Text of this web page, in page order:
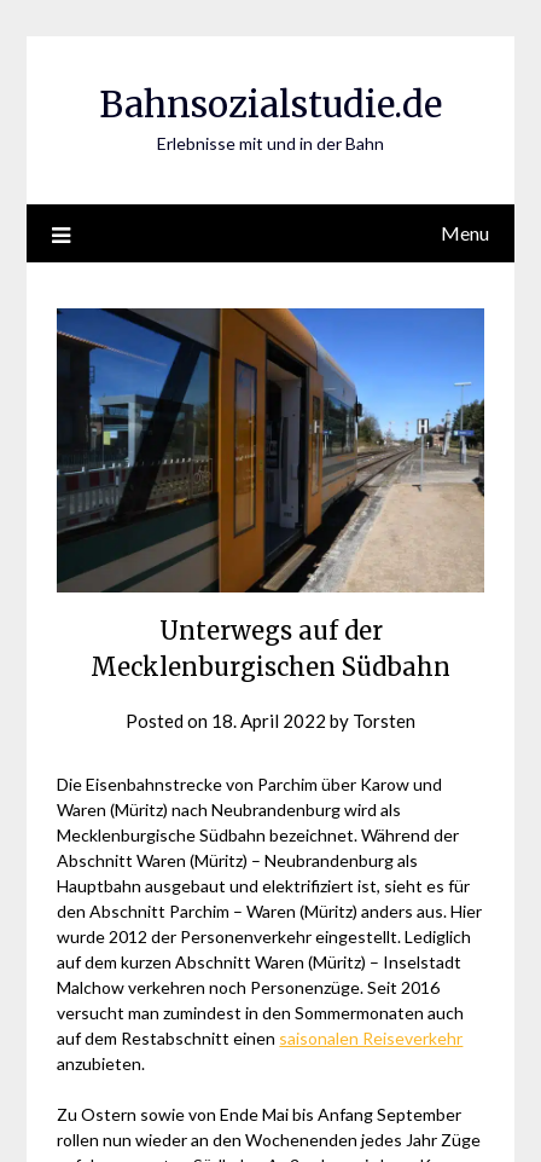
Bahnsozialstudie.de
Erlebnisse mit und in der Bahn
Menu
Unterwegs auf der
Mecklenburgischen Südbahn
Posted on 18. April 2022 by Torsten
Die Eisenbahnstrecke von Parchim über Karow und
Waren (Müritz) nach Neubrandenburg wird als
Mecklenburgische Südbahn bezeichnet. Während der
Abschnitt Waren (Müritz) – Neubrandenburg als
Hauptbahn ausgebaut und elektrifiziert ist, sieht es für
den Abschnitt Parchim – Waren (Müritz) anders aus. Hier
wurde 2012 der Personenverkehr eingestellt. Lediglich
auf dem kurzen Abschnitt Waren (Müritz) – Inselstadt
Malchow verkehren noch Personenzüge. Seit 2016
versucht man zumindest in den Sommermonaten auch
auf dem Restabschnitt einen saisonalen Reiseverkehr
anzubieten.
Zu Ostern sowie von Ende Mai bis Anfang September
rollen nun wieder an den Wochenenden jedes Jahr Züge